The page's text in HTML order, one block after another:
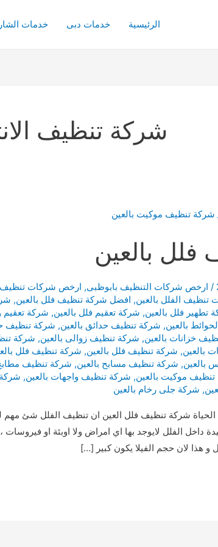
الرئيسية خدمات دبى خدمات
شركة تنظيف
بالعين
/ ارخص شركات التنظيف بابوظبى, ارخص شركات تنظيف
الفلل بالعين, افضل شركة تنظيف فلل بالعين,
تطهير فلل بالعين, شركة تعقيم فلل بالعين, شركة تعقيم
بالعين, شركة تنظيف حدائق بالعين, شركة تنظيف
خزانات بالعين, شركة تنظيف زوالى بالعين, شركة
بالعين, شركة تنظيف فلل بالعين, شركة تنظيف فلل
بالعين, شركة تنظيف مسابح بالعين, شركة تنظيف مطابخ
موكيت بالعين, شركة تنظيف واجهات بالعين,
, شركة جلى رخام بالعين
شركة تنظيف فلل العين ان تنظيف الفلل شئ مهم
داخل الفلل لايوجد بها اي امراض ولا اوبئة او
هذا لان حجم الفيلا يكون كبير […]